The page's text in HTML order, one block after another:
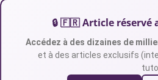
🔒 🇫🇷 Article réservé
Accédez à des dizaines de
et à des articles exclusifs